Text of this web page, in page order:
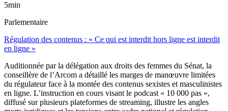
5min
Parlementaire
Régulation des contenus : « Ce qui est interdit hors ligne est interdit
en ligne »
Auditionnée par la délégation aux droits des femmes du Sénat, la
conseillère de l’Arcom a détaillé les marges de manœuvre limitées
du régulateur face à la montée des contenus sexistes et masculinistes
en ligne. L’instruction en cours visant le podcast « 10 000 pas »,
diffusé sur plusieurs plateformes de streaming, illustre les angles